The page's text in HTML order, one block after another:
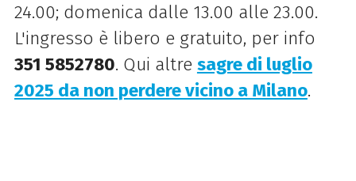
24.00; domenica dalle 13.00 alle 23.00.
L'ingresso è libero e gratuito, per info
351 5852780. Qui altre sagre di luglio
2025 da non perdere vicino a Milano.